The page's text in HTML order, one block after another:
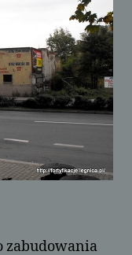
zabudowania